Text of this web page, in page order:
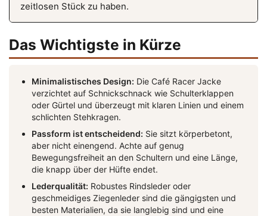
zeitlosen Stück zu haben.
Das Wichtigste in Kürze
Minimalistisches Design: Die Café Racer Jacke
verzichtet auf Schnickschnack wie Schulterklappen
oder Gürtel und überzeugt mit klaren Linien und einem
schlichten Stehkragen.
Passform ist entscheidend: Sie sitzt körperbetont,
aber nicht einengend. Achte auf genug
Bewegungsfreiheit an den Schultern und eine Länge,
die knapp über der Hüfte endet.
Lederqualität: Robustes Rindsleder oder
geschmeidiges Ziegenleder sind die gängigsten und
besten Materialien, da sie langlebig sind und eine